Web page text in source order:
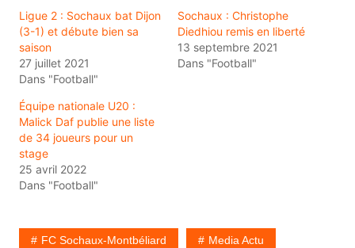
Ligue 2 : Sochaux bat Dijon
(3-1) et débute bien sa
saison
27 juillet 2021
Dans "Football"
Sochaux : Christophe
Diedhiou remis en liberté
13 septembre 2021
Dans "Football"
Équipe nationale U20 :
Malick Daf publie une liste
de 34 joueurs pour un
stage
25 avril 2022
Dans "Football"
FC Sochaux-Montbéliard Media Actu